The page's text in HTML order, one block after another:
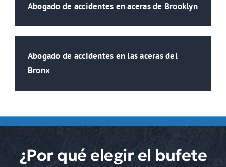
Abogado de accidentes en aceras de Brooklyn
Abogado de accidentes en las aceras del
Bronx
¿Por qué elegir el bufete